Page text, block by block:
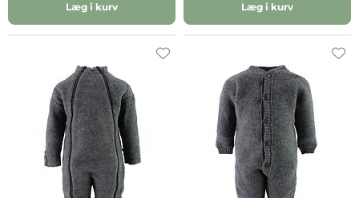
Læg i kurv Læg i kurv